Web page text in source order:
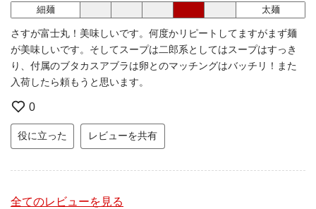
細麺 太麺
さすが富士丸！美味しいです。何度かリピートしてますがまず麺
が美味しいです。そしてスープは二郎系としてはスープはすっき
り、付属のブタカスアブラは卵とのマッチングはバッチリ！また
入荷したら頼もうと思います。
0
役に立った レビューを共有
全てのレビューを見る